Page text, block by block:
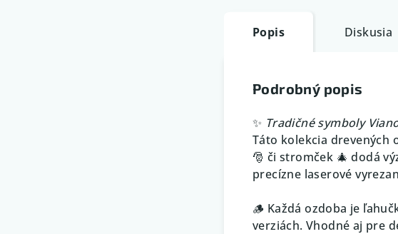
Popis Diskusia
Podrobný popis
✨ Tradičné symboly
Táto kolekcia drevených
🎅 či stromček 🎄 dodá
precízne laserové
🪵 Každá ozdoba je
verziách. Vhodné aj pre